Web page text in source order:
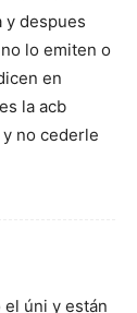
y despues
lo emiten o
en
la acb
no cederle
el úni y están